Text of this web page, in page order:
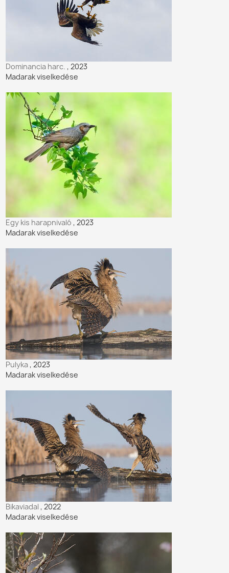
Dominancia harc., 2023
Madarak viselkedése
Egy kis harapnivaló, 2023
Madarak viselkedése
Pulyka, 2023
Madarak viselkedése
Bikaviadal, 2022
Madarak viselkedése